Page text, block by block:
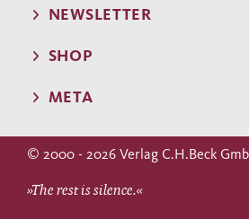
NEWSLETTER
SHOP
META
© 2000 - 2026 Verlag C.H.Beck
»The rest is silence.«